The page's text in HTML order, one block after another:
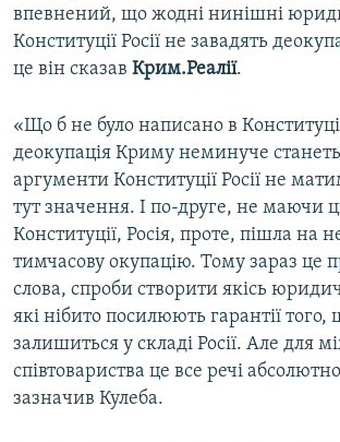
Усі сайти RFE/RL
впевнений, що жодні нинішні
Конституції Росії не завадять
це він сказав Крим.Реалії.
«Що б не було написано в Конституції
деокупація Криму неминуче
аргументи Конституції Росії не
тут значення. І по-друге, не маючи
Конституції, Росія, проте, пішла на
тимчасову окупацію. Тому зараз це
слова, спроби створити якісь
які нібито посилюють гарантії
залишиться у складі Росії. Але для
співтовариства це все речі
зазначив Кулеба.